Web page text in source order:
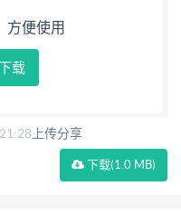
方便使用
载
上传分享
下载(1.0 MB)